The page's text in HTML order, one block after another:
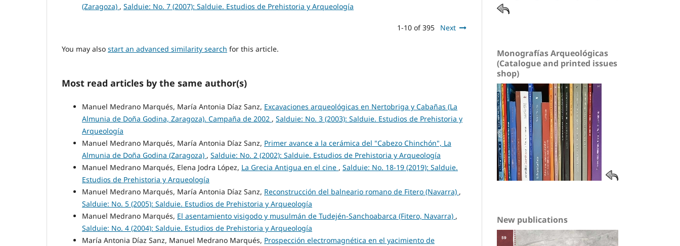
(Zaragoza) , Salduie: No. 7 (2007): Salduie. Estudios de Prehistoria y Arqueología
1-10 of 395 Next
You may also start an advanced similarity search for this article.
Most read articles by the same author(s)
Manuel Medrano Marqués, María Antonia Díaz Sanz, Excavaciones arqueológicas en Nertobriga y Cabañas (La
Almunia de Doña Godina, Zaragoza). Campaña de 2002 , Salduie: No. 3 (2003): Salduie. Estudios de Prehistoria y
Arqueología
Manuel Medrano Marqués, María Antonia Díaz Sanz, Primer avance a la cerámica del "Cabezo Chinchón", La
Almunia de Doña Godina (Zaragoza) , Salduie: No. 2 (2002): Salduie. Estudios de Prehistoria y Arqueología
Manuel Medrano Marqués, Elena Jodra López, La Grecia Antigua en el cine , Salduie: No. 18-19 (2019): Salduie.
Estudios de Prehistoria y Arqueología
Manuel Medrano Marqués, María Antonia Díaz Sanz, Reconstrucción del balneario romano de Fitero (Navarra) ,
Salduie: No. 5 (2005): Salduie. Estudios de Prehistoria y Arqueología
Manuel Medrano Marqués, El asentamiento visigodo y musulmán de Tudején-Sanchoabarca (Fitero, Navarra) ,
Salduie: No. 4 (2004): Salduie. Estudios de Prehistoria y Arqueología
María Antonia Díaz Sanz, Manuel Medrano Marqués, Prospección electromagnética en el yacimiento de
Monografías Arqueológicas
(Catalogue and printed issues
shop)
New publications